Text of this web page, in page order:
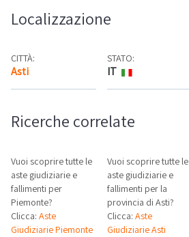
Localizzazione
CITTÀ:
Asti Mappa
STATO:
IT
Ricerche correlate
Vuoi scoprire tutte le
aste giudiziarie e
fallimenti per
Piemonte?
Clicca: Aste
Giudiziarie Piemonte
Vuoi scoprire tutte le
aste giudiziarie e
fallimenti per la
provincia di Asti?
Clicca:Aste
Giudiziarie Asti